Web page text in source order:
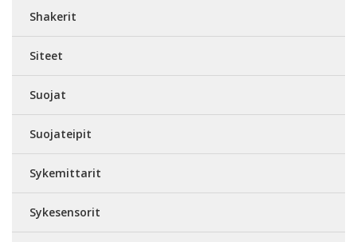
Shakerit
Siteet
Suojat
Suojateipit
Sykemittarit
Sykesensorit